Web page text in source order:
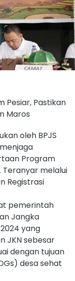
Pesiar, Pastikan
Maros
oleh BPJS
Program
Teranyar melalui
Registrasi
pemerintah
Jangka
yang
JKN sebesar
dengan tujuan
desa sehat